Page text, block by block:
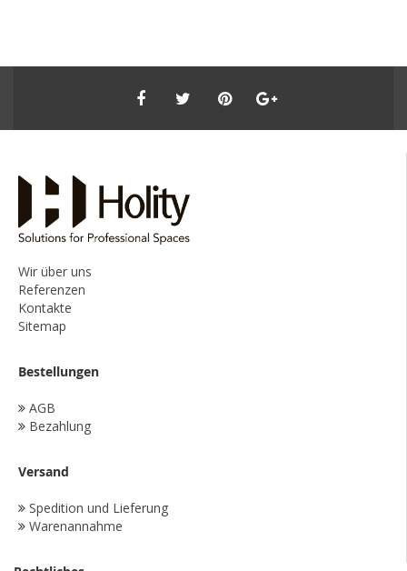
Wir über uns
Referenzen
Kontakte
Sitemap
Bestellungen
AGB
Bezahlung
Versand
Spedition und Lieferung
Warenannahme